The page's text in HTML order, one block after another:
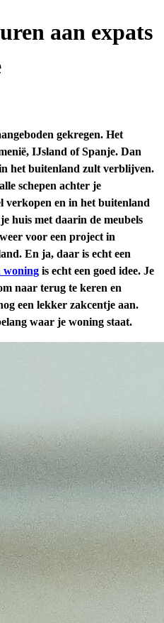
aan expats
gekregen. Het
IJsland of Spanje. Dan
het buitenland zult verblijven.
schepen achter je
verkopen en in het buitenland
huis met daarin de meubels
voor een project in
En ja, daar is echt een
woning is echt een goed idee. Je
naar terug te keren en
een lekker zakcentje aan.
waar je woning staat.